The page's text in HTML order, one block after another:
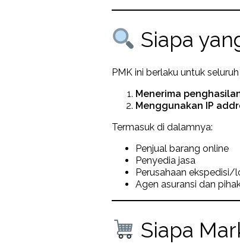
Siapa
PMK ini berlaku untuk seluruh
Menerima
Menggunakan IP
Termasuk di dalamnya:
Penjual barang online
Penyedia jasa
Perusahaan ekspedisi/
Agen asuransi dan
Siapa